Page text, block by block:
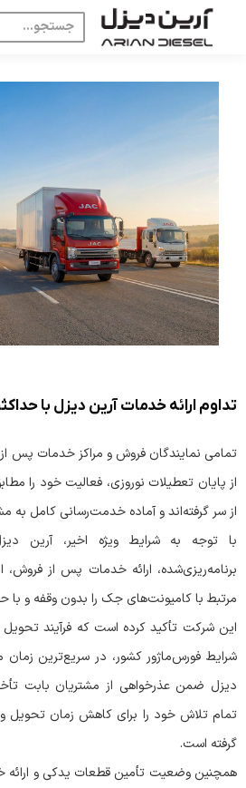
تداوم ارائه خدمات آرین دیزل با
تمامی نمایندگان فروش و مراکز خدمات
از پایان تعطیلات نوروزی، فعالیت خود را
از سر گرفته‌اند و آماده خدمت‌رسانی کامل به
با توجه به شرایط ویژه اخیر، آرین
برنامه‌ریزی‌شده، ارائه خدمات پس از
مرتبط با کامیونت‌های جک را بدون وقفه و با
این شرکت تأکید کرده است که فرآیند
شرایط فورس‌ماژور کشور، در سریع‌ترین
دیزل ضمن عذرخواهی از مشتریان بابت
تمام تلاش خود را برای کاهش زمان تحویل و
گرفته است.
همچنین وضعیت تأمین قطعات یدکی و ارائه